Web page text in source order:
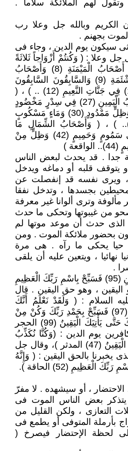
لهم الملائكة سلاما .
الكريم وبالله جل وعلا رب
بجهنم .
سيكون يوم الدين ، وجاء فى
وعلا : ( وَكُنتُمْ أَزْوَاجاً ثَلاثَةً
(7) فَأَصْحَابُ الْمَيْمَنَةِ مَا أَصْحَابُ الْمَيْمَنَةِ (8) وَأَصْحَابُ
الْمَشْئَمَةِ مَا أَصْحَابُ الْمَشْئَمَةِ (9) وَالسَّابِقُونَ السَّابِقُونَ
(10) أُوْلَئِكَ الْمُقَرَّبُونَ (11) فِي جَنَّاتِ النَّعِيمِ (12) .. ) ، (
وَأَصْحَابُ الْيَمِينِ مَا أَصْحَابُ الْيَمِينِ (27) فِي سِدْرٍ مَخْضُودٍ
(28) وَطَلْحٍ مَنْضُودٍ (29) وَظِلٍّ مَمْدُودٍ (30) وَمَاءٍ مَسْكُوبٍ
وَفَاكِهَةٍ كَثِيرَةٍ (32).. ) ، ( وَأَصْحَابُ الشِّمَالِ مَا
أَصْحَابُ الشِّمَالِ (41) فِي سَمُومٍ وَحَمِيمٍ (42) وَظِلٍّ مِنْ
جدا . قد يحدث لبعض الناس
يتوقف قلبه أو دماغه ويدخل
، ويرى نفسه قد إنفصلت عن
بجسدها ، وتدخل نفقا
مألوفة وترى ألوانا غير معرفة
من غيبوتها وتحكى ما حدث
حدث أن موعد موتها لم
بحضور ملائكة الموت . ومن
حيا يحكى ما رآه . هى مرة
نهائيا ، ويتعين عليه أن يلقى
.
6 ـ ( إِنَّ هَذَا لَهُوَ حَقُّ الْيَقِينِ (95) فَسَبِّحْ بِاسْمِ رَبِّكَ الْعَظِيمِ
اليقين ، وهو حق اليقين . قال
السلام : ( وَلَقَدْ نَعْلَمُ أَنَّكَ
يَضِيقُ صَدْرُكَ بِمَا يَقُولُونَ (97) فَسَبِّحْ بِحَمْدِ رَبِّكَ وَكُنْ مِنْ
السَّاجِدِينَ (98) وَاعْبُدْ رَبَّكَ حَتَّى يَأْتِيَكَ الْيَقِينُ (99) الحجر
يوم الدين : (وَكُنَّا نُكَذِّبُ
بِيَوْمِ الدِّينِ (46) حَتَّى أَتَانَا الْيَقِينُ (47) المدثر )، وقال جل
يخبرنا بالحق اليقين : ( وَإِنَّهُ
، أو سيشهده . لا مفرّ
بعض الناس الموت فى
التعازى ، ولكن القليل من
بأرملة المتوفى أو يطمع فى
لحظة الإحتضار فيصرخ (